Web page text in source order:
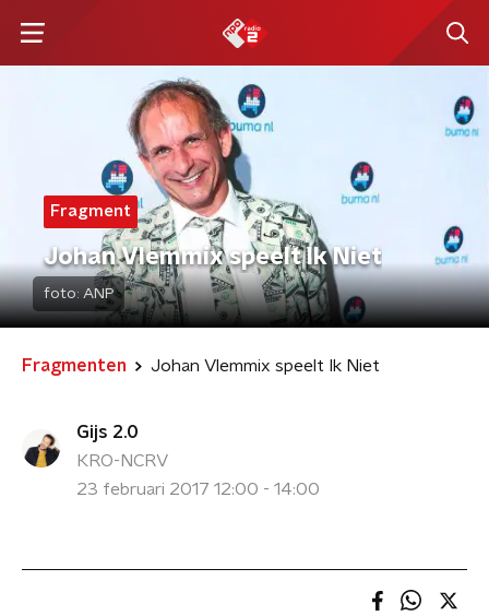
Fragment
Johan Vlemmix speelt Ik Niet
foto: ANP
Fragmenten Johan Vlemmix speelt Ik Niet
Gijs 2.0
KRO-NCRV
23 februari 2017 12:00 - 14:00